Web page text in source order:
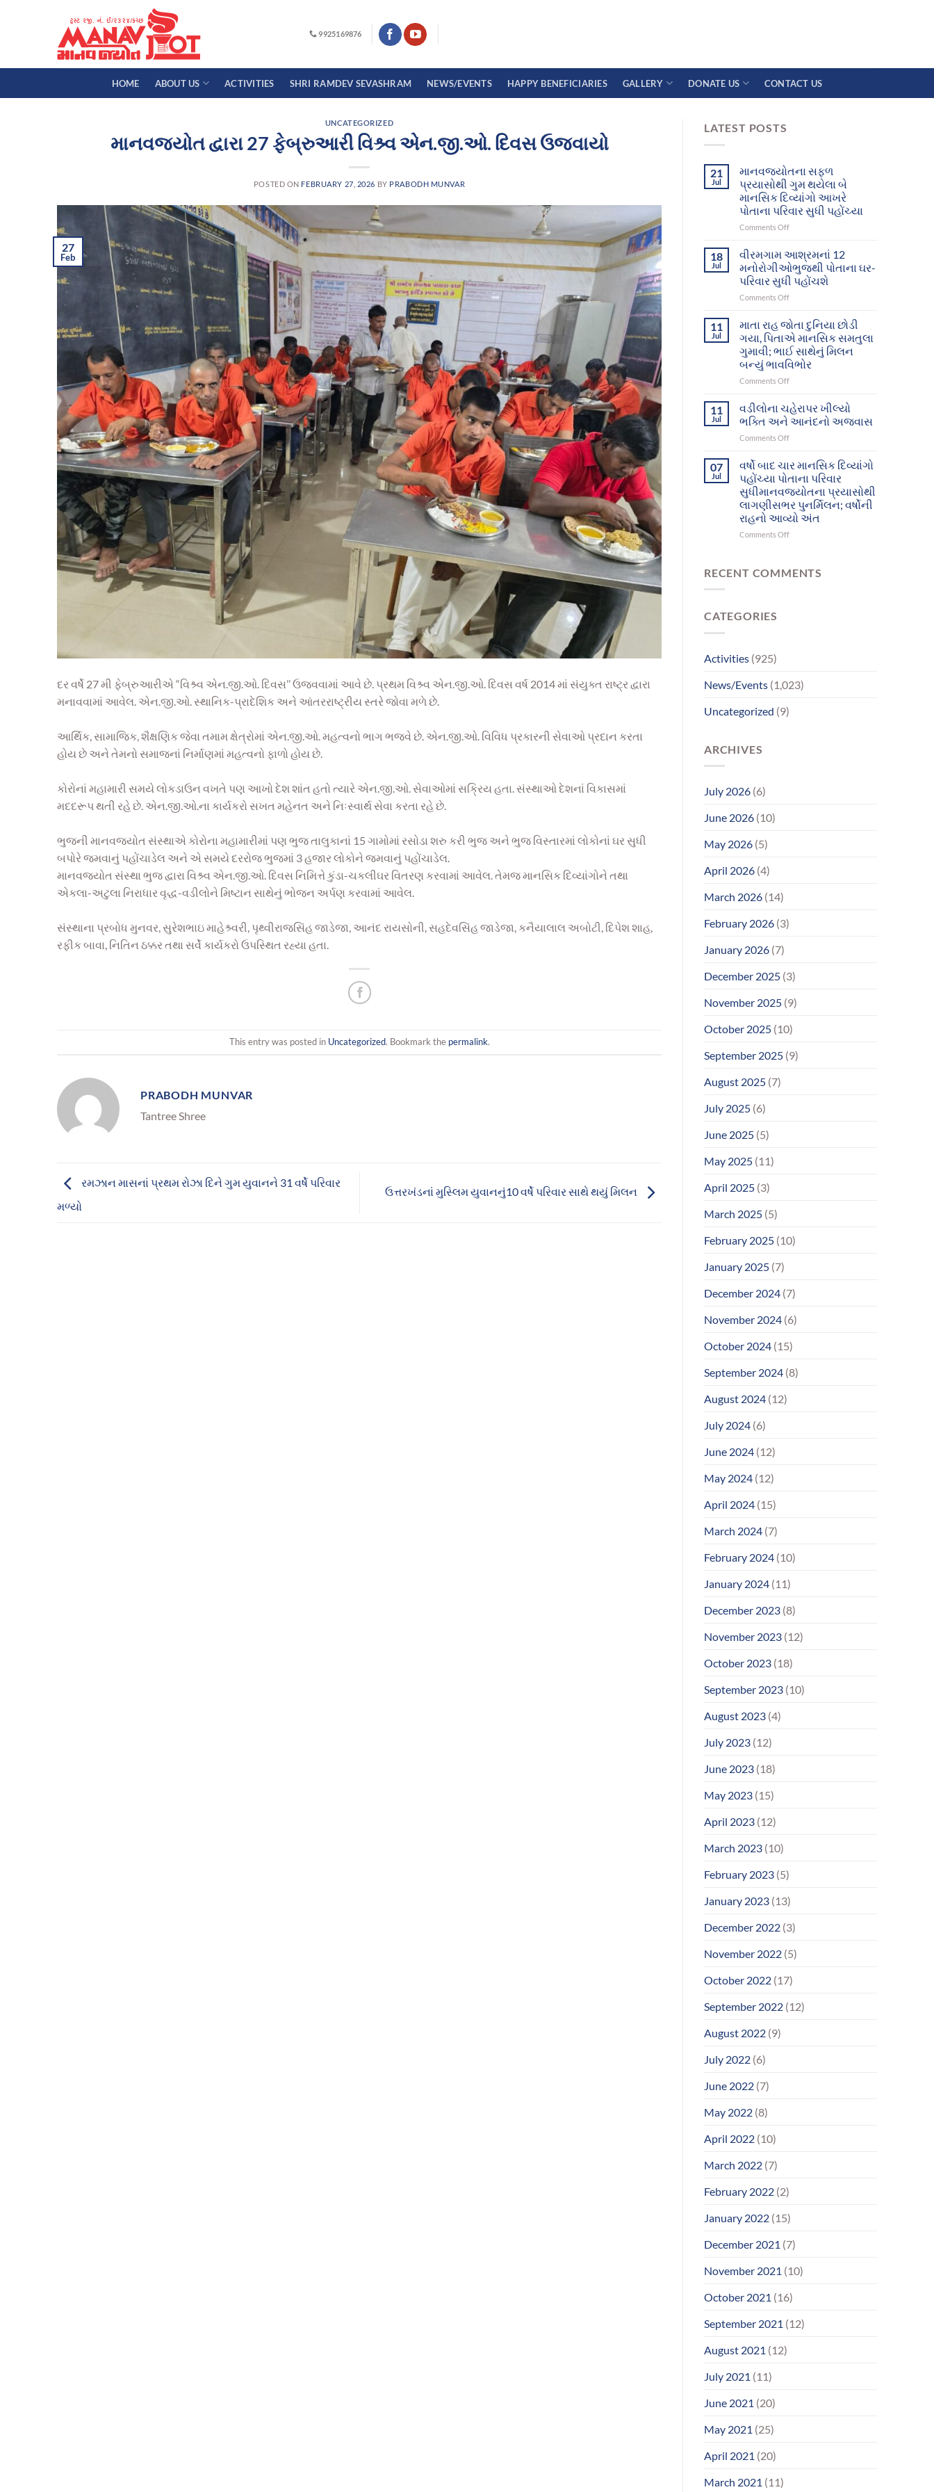
9925169876
HOME ABOUT US ACTIVITIES SHRI RAMDEV SEVASHRAM NEWS/EVENTS HAPPY BENEFICIARIES GALLERY DONATE US CONTACT US
UNCATEGORIZED
માનવજ્યોત દ્વારા 27 ફેબ્રુઆરી વિશ્ર્વ એન.જી.ઓ. દિવસ ઉજવાયો
POSTED ON FEBRUARY 27, 2026 BY PRABODH MUNVAR
27
Feb
દર વર્ષે 27 મી ફેબ્રુઆરીએ “વિશ્ર્વ એન.જી.ઓ. દિવસ’’ ઉજવવામાં આવે છે. પ્રથમ વિશ્ર્વ એન.જી.ઓ. દિવસ વર્ષ 2014 માં સંયુક્ત રાષ્ટ્ર દ્વારા
મનાવવામાં આવેલ. એન.જી.ઓ. સ્થાનિક-પ્રાદેશિક અને આંતરરાષ્ટ્રીય સ્તરે જોવા મળે છે.
આર્થિક, સામાજિક, શૈક્ષણિક જેવા તમામ ક્ષેત્રોમાં એન.જી.ઓ. મહત્વનો ભાગ ભજવે છે. એન.જી.ઓ. વિવિધ પ્રકારની સેવાઓ પ્રદાન કરતા
હોય છે અને તેમનો સમાજનાં નિર્માણમાં મહત્વનો ફાળો હોય છે.
કોરોનાં મહામારી સમયે લોકડાઉન વખતે પણ આખો દેશ શાંત હતો ત્યારે એન.જી.ઓ. સેવાઓમાં સક્રિય હતા. સંસ્થાઓ દેશનાં વિકાસમાં
મદદરૂપ થતી રહે છે. એન.જી.ઓ.ના કાર્યકરો સખત મહેનત અને નિઃસ્વાર્થ સેવા કરતા રહે છે.
ભુજની માનવજ્યોત સંસ્થાએ કોરોના મહામારીમાં પણ ભુજ તાલુકાનાં 15 ગામોમાં રસોડા શરુ કરી ભુજ અને ભુજ વિસ્તારમાં લોકોનાં ઘર સુધી
બપોરે જમવાનું પહોંચાડેલ અને એ સમયે દરરોજ ભુજમાં 3 હજાર લોકોને જમવાનું પહોંચાડેલ.
માનવજ્યોત સંસ્થા ભુજ દ્વારા વિશ્ર્વ એન.જી.ઓ. દિવસ નિમિત્તે કુંડા-ચકલીઘર વિતરણ કરવામાં આવેલ. તેમજ માનસિક દિવ્યાંગોને તથા
એકલા-અટુલા નિરાધાર વૃદ્ધ-વડીલોને મિષ્ટાન સાથેનું ભોજન અર્પણ કરવામાં આવેલ.
સંસ્થાના પ્રબોધ મુનવર, સુરેશભાઇ માહેશ્ર્વરી, પૃથ્વીરાજસિંહ જાડેજા, આનંદ રાયસોની, સહદેવસિંહ જાડેજા, કનૈયાલાલ અબોટી, દિપેશ શાહ,
રફીક બાવા, નિતિન ઠક્કર તથા સર્વે કાર્યકરો ઉપસ્થિત રહ્યા હતા.
This entry was posted in Uncategorized. Bookmark the permalink.
PRABODH MUNVAR
Tantree Shree
રમઝાન માસનાં પ્રથમ રોઝા દિને ગુમ યુવાનને 31 વર્ષે પરિવાર
મળ્યો
ઉત્તરખંડનાં મુસ્લિમ યુવાનનું10 વર્ષે પરિવાર સાથે થયું મિલન
LATEST POSTS
21
Jul
માનવજ્યોતના સફળ
પ્રયાસોથી ગુમ થયેલા બે
માનસિક દિવ્યાંગો આખરે
પોતાના પરિવાર સુધી પહોંચ્યા
Comments Offon
પ્રયાસોથી
ગુમ
થયેલા
બે
દિવ્યાંગો
આખરે
પોતાના
પરિવાર
સુધી
પહોંચ્યા
18
Jul
વીરમગામ આશ્રમનાં 12
મનોરોગીઓભુજથી પોતાના ઘર-
પરિવાર સુધી પહોંચશે
Comments Offon
આશ્રમનાં
12
મનોરોગીઓભુજથી
પોતાના
ઘર-
પરિવાર
પહોંચશે
11
Jul
માતા રાહ જોતા દુનિયા છોડી
ગયા, પિતાએ માનસિક સમતુલા
ગુમાવી; ભાઈ સાથેનું મિલન
બન્યું ભાવવિભોર
Comments Offon
રાહ
જોતા
દુનિયા
છોડી
પિતાએ
માનસિક
સમતુલા
ગુમાવી;
ભાઈ
સાથેનું
મિલન
11
Jul
વડીલોના ચહેરાપર ખીલ્યો
ભક્તિ અને આનંદનો અજવાસ
Comments Offon
ખીલ્યો
ભક્તિ
અને
આનંદનો
અજવાસ
07
Jul
વર્ષો બાદ ચાર માનસિક દિવ્યાંગો
પહોંચ્યા પોતાના પરિવાર
સુધીમાનવજ્યોતના પ્રયાસોથી
લાગણીસભર પુનર્મિલન; વર્ષોની
રાહનો આવ્યો અંત
Comments Offon
ચાર
વર્ષોની
RECENT COMMENTS
CATEGORIES
Activities (925)
News/Events (1,023)
Uncategorized (9)
ARCHIVES
July 2026 (6)
June 2026 (10)
May 2026 (5)
April 2026 (4)
March 2026 (14)
February 2026 (3)
January 2026 (7)
December 2025 (3)
November 2025 (9)
October 2025 (10)
September 2025 (9)
August 2025 (7)
July 2025 (6)
June 2025 (5)
May 2025 (11)
April 2025 (3)
March 2025 (5)
February 2025 (10)
January 2025 (7)
December 2024 (7)
November 2024 (6)
October 2024 (15)
September 2024 (8)
August 2024 (12)
July 2024 (6)
June 2024 (12)
May 2024 (12)
April 2024 (15)
March 2024 (7)
February 2024 (10)
January 2024 (11)
December 2023 (8)
November 2023 (12)
October 2023 (18)
September 2023 (10)
August 2023 (4)
July 2023 (12)
June 2023 (18)
May 2023 (15)
April 2023 (12)
March 2023 (10)
February 2023 (5)
January 2023 (13)
December 2022 (3)
November 2022 (5)
October 2022 (17)
September 2022 (12)
August 2022 (9)
July 2022 (6)
June 2022 (7)
May 2022 (8)
April 2022 (10)
March 2022 (7)
February 2022 (2)
January 2022 (15)
December 2021 (7)
November 2021 (10)
October 2021 (16)
September 2021 (12)
August 2021 (12)
July 2021 (11)
June 2021 (20)
May 2021 (25)
April 2021 (20)
March 2021 (11)